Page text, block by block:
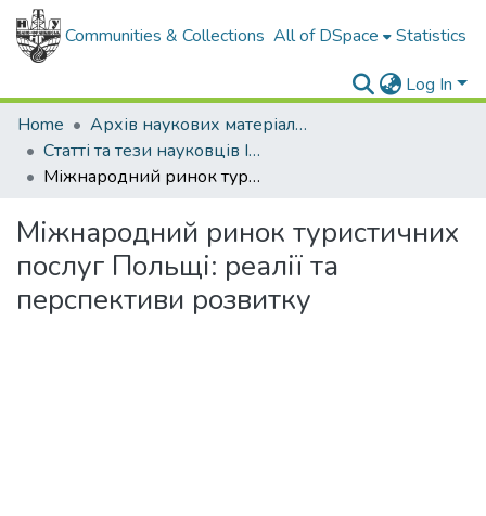
Communities & Collections All of DSpace Statistics
Log In
Home
Архів наукових матеріалів
Статті та тези науковців ІФНТУНГ
Міжнародний ринок туристичних послуг Польщі: реалії та перспективи розвитку
Міжнародний ринок туристичних
послуг Польщі: реалії та
перспективи розвитку